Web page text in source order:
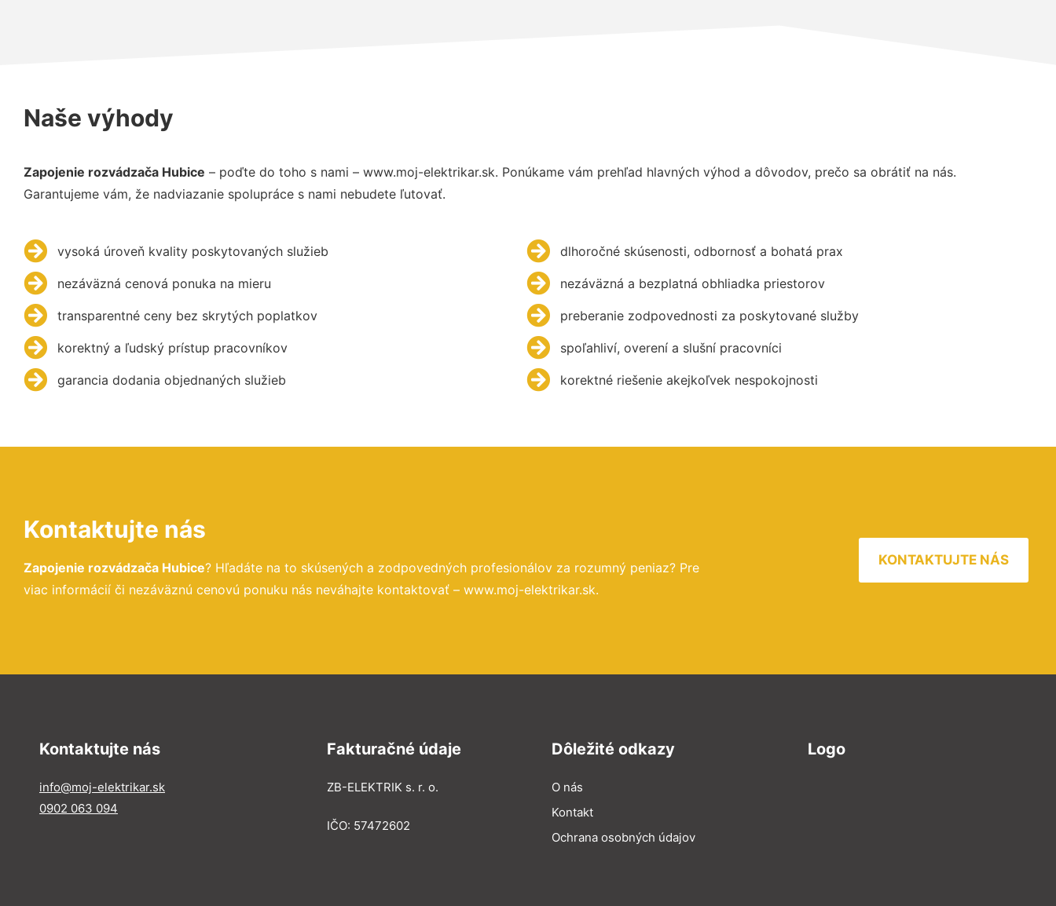
Naše výhody
Zapojenie rozvádzača Hubice – poďte do toho s nami – www.moj-elektrikar.sk. Ponúkame vám prehľad hlavných výhod a dôvodov, prečo sa obrátiť na nás.
Garantujeme vám, že nadviazanie spolupráce s nami nebudete ľutovať.
vysoká úroveň kvality poskytovaných služieb
nezáväzná cenová ponuka na mieru
transparentné ceny bez skrytých poplatkov
korektný a ľudský prístup pracovníkov
garancia dodania objednaných služieb
dlhoročné skúsenosti, odbornosť a bohatá prax
nezáväzná a bezplatná obhliadka priestorov
preberanie zodpovednosti za poskytované služby
spoľahliví, overení a slušní pracovníci
korektné riešenie akejkoľvek nespokojnosti
Kontaktujte nás
Zapojenie rozvádzača Hubice? Hľadáte na to skúsených a zodpovedných profesionálov za rozumný peniaz? Pre
viac informácií či nezáväznú cenovú ponuku nás neváhajte kontaktovať – www.moj-elektrikar.sk.
KONTAKTUJTE NÁS
Kontaktujte nás
info@moj-elektrikar.sk
0902 063 094
Fakturačné údaje
ZB-ELEKTRIK s. r. o.
IČO: 57472602
Dôležité odkazy
O nás
Kontakt
Ochrana osobných údajov
Logo